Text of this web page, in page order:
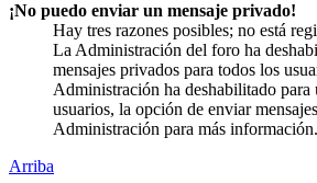
¡No puedo enviar un mensaje privado!
Hay tres razones posibles; no está
La Administración del foro ha
mensajes privados para todos los
Administración ha deshabilitado para
usuarios, la opción de enviar
Administración para más información.
Arriba